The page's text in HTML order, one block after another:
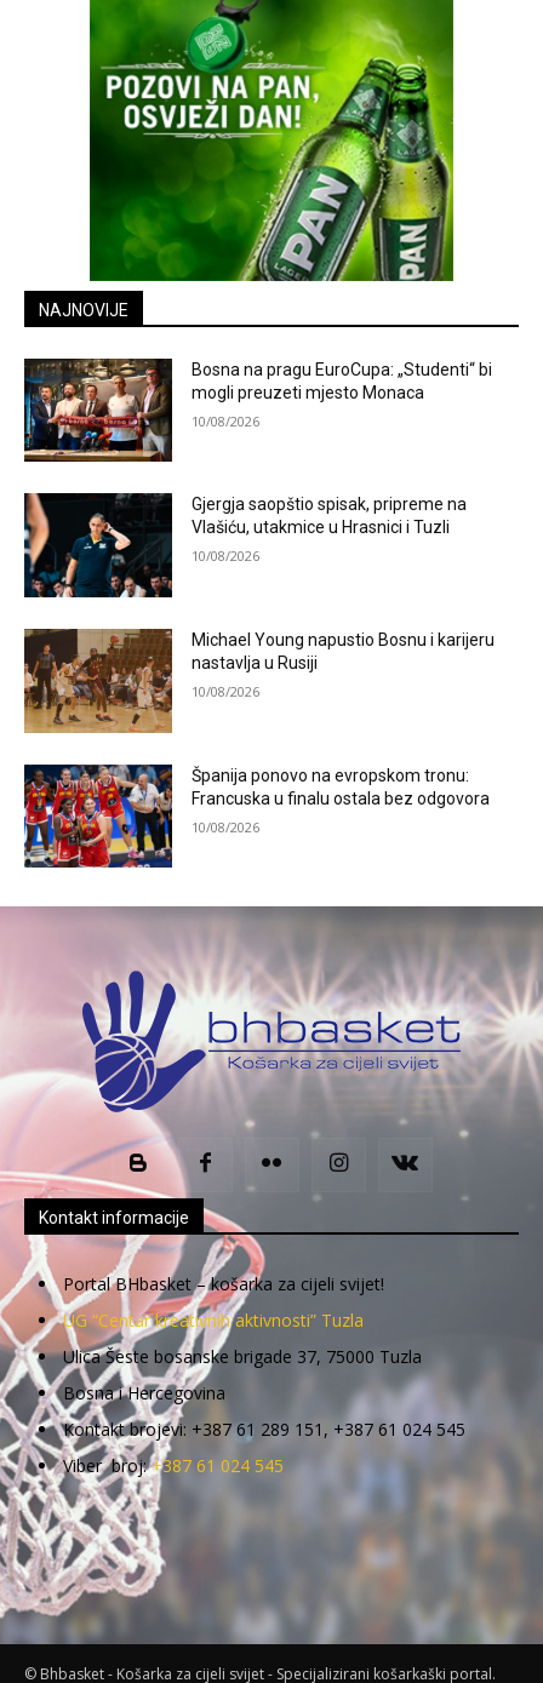
NAJNOVIJE
Bosna na pragu EuroCupa: „Studenti“ bi
mogli preuzeti mjesto Monaca
10/08/2026
Gjergja saopštio spisak, pripreme na
Vlašiću, utakmice u Hrasnici i Tuzli
10/08/2026
Michael Young napustio Bosnu i karijeru
nastavlja u Rusiji
10/08/2026
Španija ponovo na evropskom tronu:
Francuska u finalu ostala bez odgovora
10/08/2026
Kontakt informacije
Portal BHbasket – košarka za cijeli svijet!
UG “Centar kreativnih aktivnosti” Tuzla
Ulica Šeste bosanske brigade 37, 75000 Tuzla
Bosna i Hercegovina
Kontakt brojevi: +387 61 289 151, +387 61 024 545
Viber broj:+387 61 024 545
© Bhbasket - Košarka za cijeli svijet - Specijalizirani košarkaški portal.